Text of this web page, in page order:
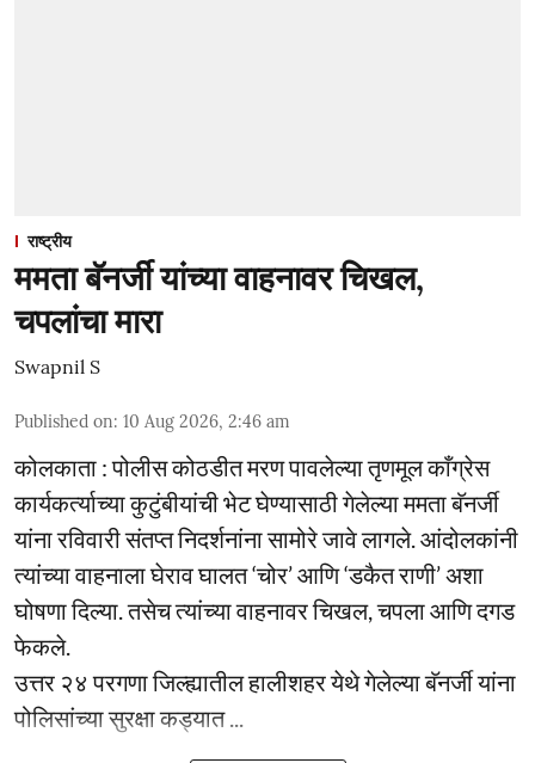
राष्ट्रीय
ममता बॅनर्जी यांच्या वाहनावर चिखल,
चपलांचा मारा
Swapnil S
Published on: 10 Aug 2026, 2:46 am
कोलकाता : पोलीस कोठडीत मरण पावलेल्या तृणमूल काँग्रेस
कार्यकर्त्याच्या कुटुंबीयांची भेट घेण्यासाठी गेलेल्या ममता बॅनर्जी
यांना रविवारी संतप्त निदर्शनांना सामोरे जावे लागले. आंदोलकांनी
त्यांच्या वाहनाला घेराव घालत ‘चोर’ आणि ‘डकैत राणी’ अशा
घोषणा दिल्या. तसेच त्यांच्या वाहनावर चिखल, चपला आणि दगड
फेकले.
उत्तर २४ परगणा जिल्ह्यातील हालीशहर येथे गेलेल्या बॅनर्जी यांना
पोलिसांच्या सुरक्षा कड्यात ...